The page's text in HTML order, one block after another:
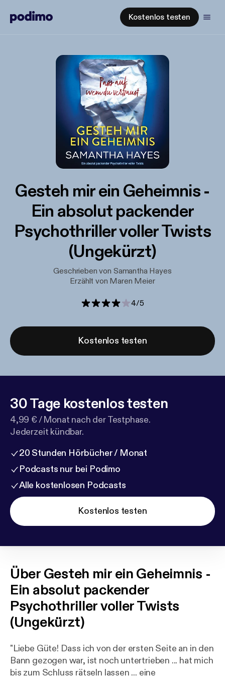
Kostenlos testen
Gesteh mir ein Geheimnis -
Ein absolut packender
Psychothriller voller Twists
(Ungekürzt)
Geschrieben von Samantha Hayes
Erzählt von Maren Meier
4/5
Kostenlos testen
30 Tage kostenlos testen
4,99 € / Monat nach der Testphase.
Jederzeit kündbar.
20 Stunden Hörbücher / Monat
Podcasts nur bei Podimo
Alle kostenlosen Podcasts
Kostenlos testen
Über Gesteh mir ein Geheimnis -
Ein absolut packender
Psychothriller voller Twists
(Ungekürzt)
"Liebe Güte! Dass ich von der ersten Seite an in den
Bann gezogen war, ist noch untertrieben ... hat mich
bis zum Schluss rätseln lassen ... eine